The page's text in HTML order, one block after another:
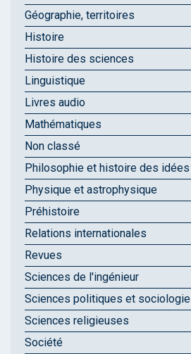
Géographie, territoires
Histoire
Histoire des sciences
Linguistique
Livres audio
Mathématiques
Non classé
Philosophie et histoire des idées
Physique et astrophysique
Préhistoire
Relations internationales
Revues
Sciences de l'ingénieur
Sciences politiques et sociologie
Sciences religieuses
Société